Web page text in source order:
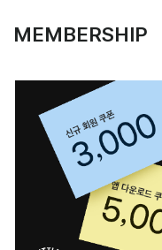
MEMBERSHIP